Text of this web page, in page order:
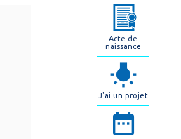
Acte de
naissance
J'ai un projet